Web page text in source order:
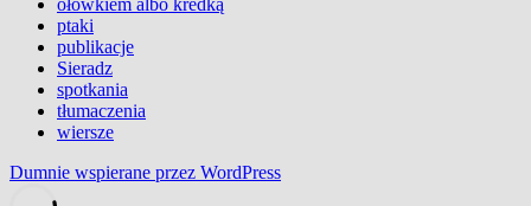
ołówkiem albo kredką
ptaki
publikacje
Sieradz
spotkania
tłumaczenia
wiersze
Dumnie wspierane przez WordPress